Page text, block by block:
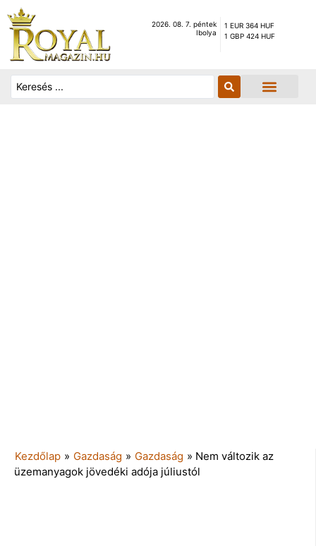
2026. 08. 7. péntek
Ibolya
1 EUR 364 HUF
1 GBP 424 HUF
Kezdőlap » Gazdaság » Gazdaság » Nem változik az
üzemanyagok jövedéki adója júliustól